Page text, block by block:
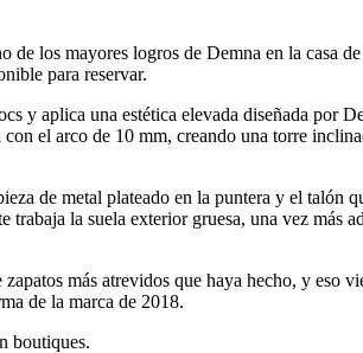
los mayores logros de Demna en la casa
para reservar.
y aplica una estética elevada diseñada por
el arco de 10 mm, creando una torre
de metal plateado en la puntera y el talón
la suela exterior gruesa, una vez más
más atrevidos que haya hecho, y eso
de la marca de 2018.
boutiques.